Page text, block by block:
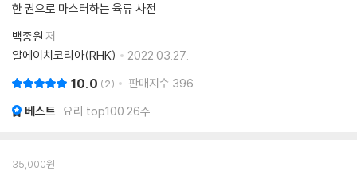
한 권으로 마스터하는 육류 사전
백종원 저
알에이치코리아(RHK)
2022.03.27.
10.0 2 판매지수 396
베스트 요리 top100 26주
35,000원